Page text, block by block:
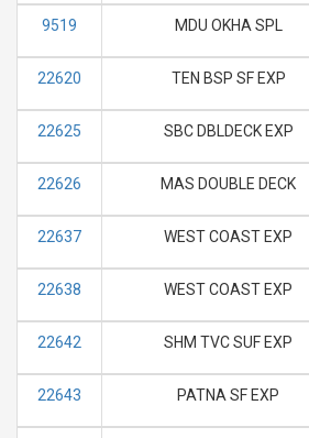
9519 MDU OKHA SPL
22620 TEN BSP SF EXP
22625 SBC DBLDECK EXP
22626 MAS DOUBLE DECK
22637 WEST COAST EXP
22638 WEST COAST EXP
22642 SHM TVC SUF EXP
22643 PATNA SF EXP